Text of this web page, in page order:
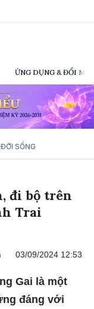
ỨNG DỤNG & ĐỔI
ĐỜI SỐNG
đi bộ trên
Trai
03/09/2024 12:53
Gai là một
đáng với